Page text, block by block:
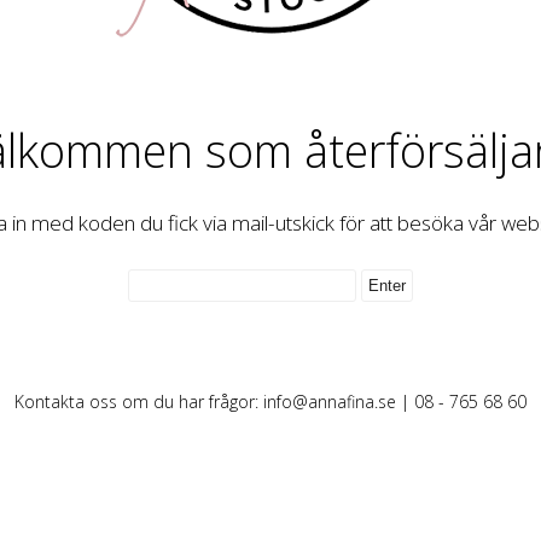
som
in med koden du fick via mail-utskick för att besöka vår
Kontakta oss om du har frågor: info@annafina.se | 08 - 765 68 60